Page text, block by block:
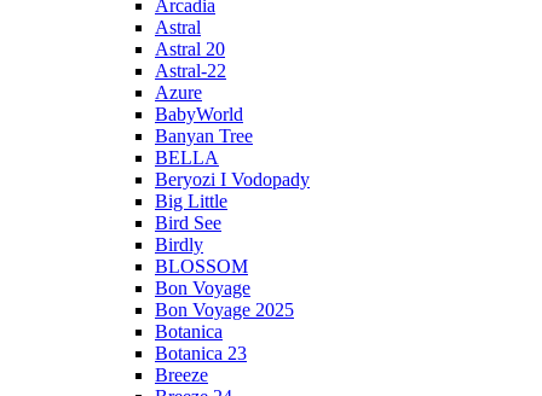
Arcadia
Astral
Astral 20
Astral-22
Azure
BabyWorld
Banyan Tree
BELLA
Beryozi I Vodopady
Big Little
Bird See
Birdly
BLOSSOM
Bon Voyage
Bon Voyage 2025
Botanica
Botanica 23
Breeze